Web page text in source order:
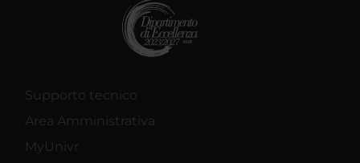
Supporto tecnico
Area Amministrativa
MyUnivr